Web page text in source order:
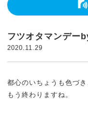
フツオタマンデー
2020.11.29
都心のいちょうも色づ
もう終わりますね。